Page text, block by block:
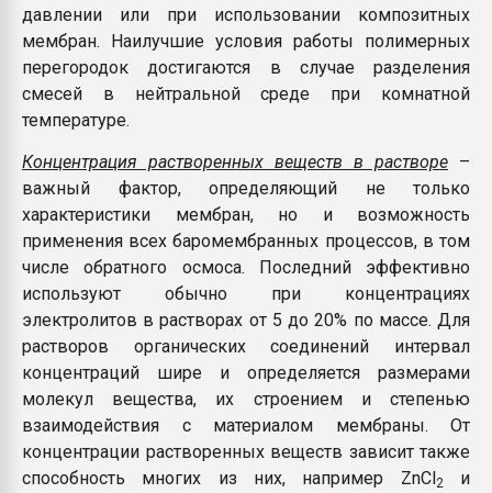
давлении или при использовании композитных
мембран. Наилучшие условия работы полимерных
перегородок достигаются в случае разделения
смесей в нейтральной среде при комнатной
температуре.
Концентрация растворенных веществ в растворе –
важный фактор, определяющий не только
характеристики мембран, но и возможность
применения всех баромембранных процессов, в том
числе обратного осмоса. Последний эффективно
используют обычно при концентрациях
электролитов в растворах от 5 до 20% по массе. Для
растворов органических соединений интервал
концентраций шире и определяется размерами
молекул вещества, их строением и степенью
взаимодействия с материалом мембраны. От
концентрации растворенных веществ зависит также
способность многих из них, например ZnCl2
и